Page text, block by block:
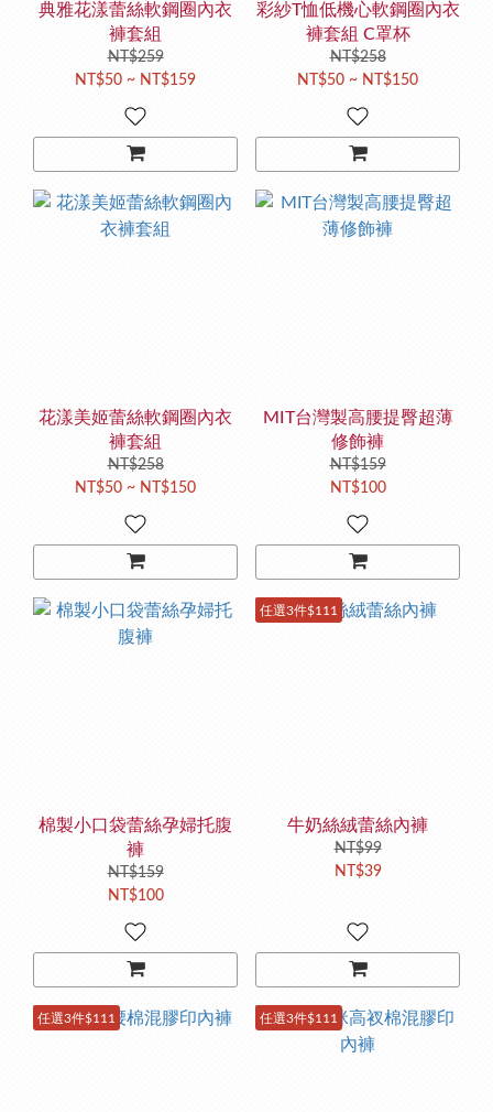
典雅花漾蕾絲軟鋼圈內衣
褲套組
NT$259
NT$50 ~ NT$159
彩紗T恤低機心軟鋼圈內衣
褲套組 C罩杯
NT$258
NT$50 ~ NT$150
花漾美姬蕾絲軟鋼圈內衣
褲套組
NT$258
NT$50 ~ NT$150
MIT台灣製高腰提臀超薄
修飾褲
NT$159
NT$100
棉製小口袋蕾絲孕婦托腹
褲
NT$159
NT$100
任選3件$111
牛奶絲絨蕾絲內褲
NT$99
NT$39
任選3件$111 任選3件$111